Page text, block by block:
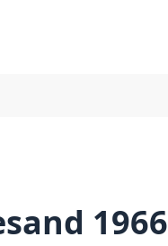
1966